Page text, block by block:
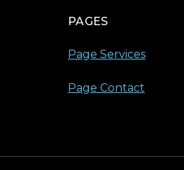
PAGES
Page Services
Page Contact